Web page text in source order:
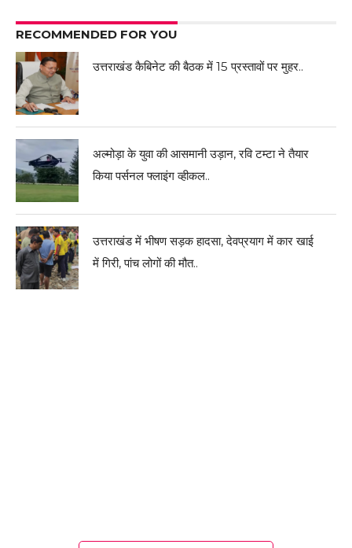
RECOMMENDED FOR YOU
उत्तराखंड कैबिनेट की बैठक में 15 प्रस्तावों पर मुहर..
अल्मोड़ा के युवा की आसमानी उड़ान, रवि टम्टा ने तैयार
किया पर्सनल फ्लाइंग व्हीकल..
उत्तराखंड में भीषण सड़क हादसा, देवप्रयाग में कार खाई
में गिरी, पांच लोगों की मौत..